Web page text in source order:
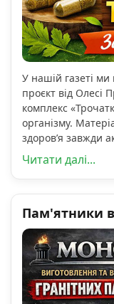
У нашій газеті
проєкт від Олесі
комплекс
організму.
здоров’я завжди
Читати далі...
Пам'ятники